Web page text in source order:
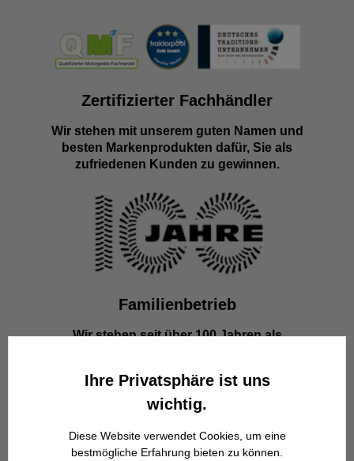
Zertifizierter Fachhändler
Wir stehen mit unserem guten Namen und
besten Markenprodukten dafür, Sie als
zufriedenen Kunden zu gewinnen.
Familienbetrieb
Wir stehen seit über 100 Jahren als
Zuverlässigkeit.
Ihre Privatsphäre ist uns
wichtig.
Diese Website verwendet Cookies, um eine
bestmögliche Erfahrung bieten zu können.